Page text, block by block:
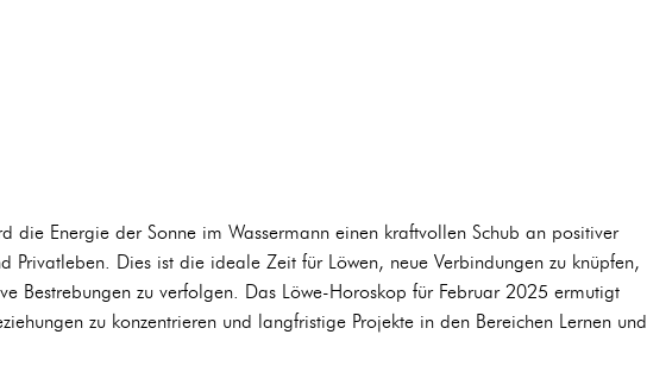
die Energie der Sonne im Wassermann einen kraftvollen Schub an positiver
Privatleben. Dies ist die ideale Zeit für Löwen, neue Verbindungen zu knüpfen,
Bestrebungen zu verfolgen. Das Löwe-Horoskop für Februar 2025 ermutigt
zu konzentrieren und langfristige Projekte in den Bereichen Lernen und